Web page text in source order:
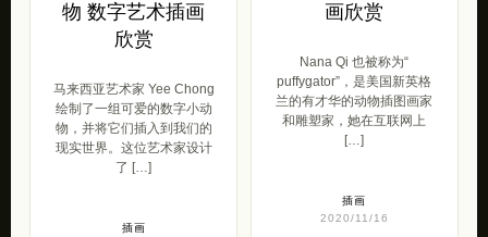
物 数字艺术插画
欣赏
马来西亚艺术家 Yee Chong
绘制了一组可爱的数字小动
物，并将它们插入到我们的
现实世界。这位艺术家设计
了 […]
插画
画欣赏
Nana Qi 也被称为“
puffygator”，是美国新英格
兰的有才华的动物插图画家
和雕塑家，她在互联网上
[…]
插画
2020/11/16